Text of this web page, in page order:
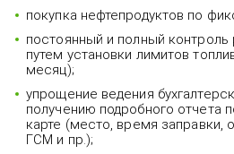
покупка нефтепродуктов по
постоянный и полный контроль
путем установки лимитов
месяц);
упрощение ведения
получению подробного отчета
карте (место, время заправки,
ГСМ и пр.);